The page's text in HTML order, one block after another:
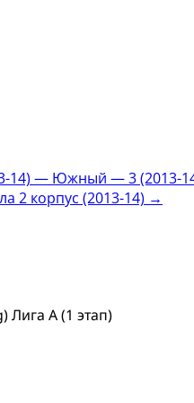
14) — Южный — 3 (2013-
2 корпус (2013-14) →
Лига А (1 этап)